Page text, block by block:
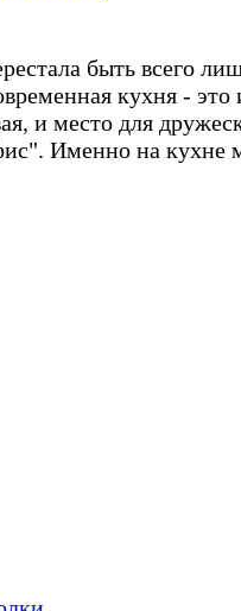
быть всего
кухня - это
и место для
Именно на кухне